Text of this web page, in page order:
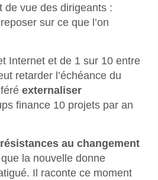
de vue des dirigeants :
sur ce que l’on
Internet et de 1 sur 10 entre
retarder l’échéance du
externaliser
finance 10 projets par an
au changement
la nouvelle donne
Il raconte ce moment